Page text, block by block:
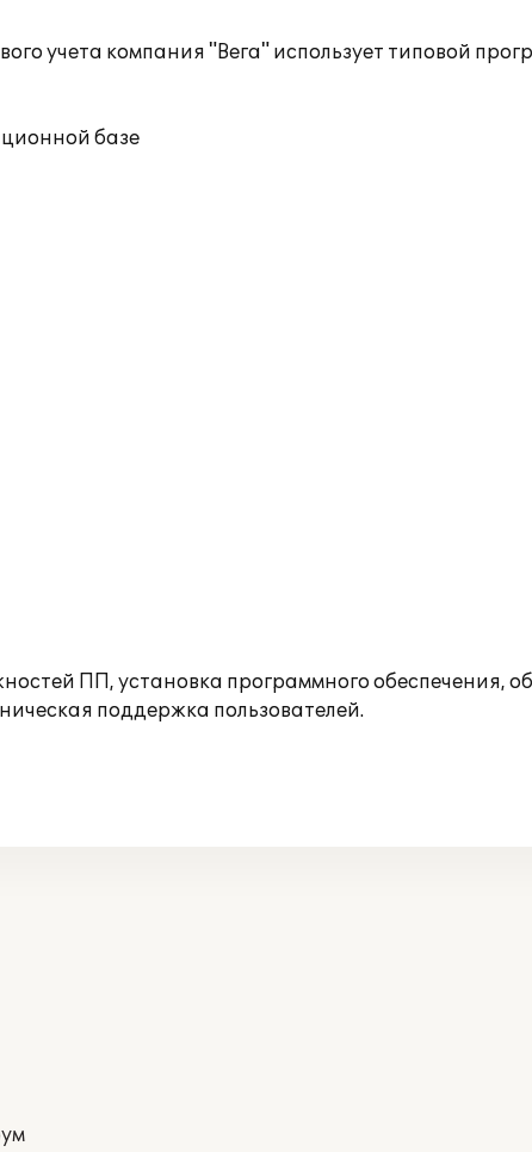
учета компания "Вега" использует типовой
базе
ПП, установка программного обеспечения,
поддержка пользователей.